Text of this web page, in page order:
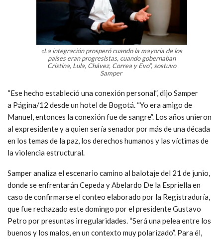
«La integración prosperó cuando la mayoría de los
países eran progresistas, cuando gobernaban
Cristina, Lula, Chávez, Correa y Evo”, sostuvo
Samper
“Ese hecho estableció una conexión personal”, dijo Samper
a Página/12 desde un hotel de Bogotá. “Yo era amigo de
Manuel, entonces la conexión fue de sangre”. Los años unieron
al expresidente y a quien sería senador por más de una década
en los temas de la paz, los derechos humanos y las víctimas de
la violencia estructural.
Samper analiza el escenario camino al balotaje del 21 de junio,
donde se enfrentarán Cepeda y Abelardo De la Espriella en
caso de confirmarse el conteo elaborado por la Registraduría,
que fue rechazado este domingo por el presidente Gustavo
Petro por presuntas irregularidades. “Será una pelea entre los
buenos y los malos, en un contexto muy polarizado”. Para él,